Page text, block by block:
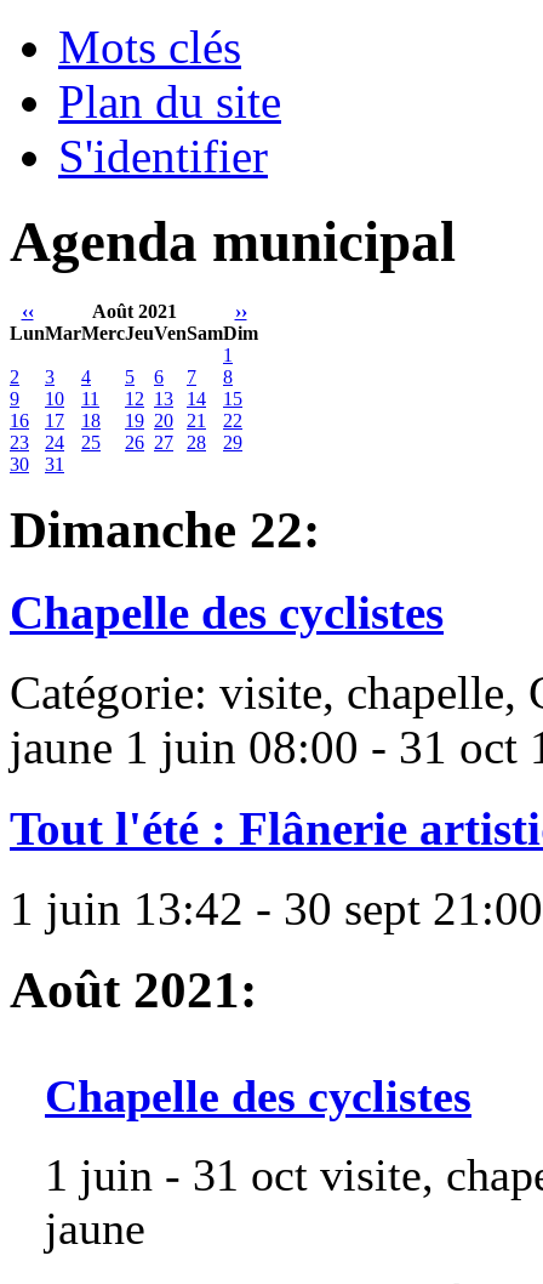
Mots clés
Plan du site
S'identifier
Agenda municipal
‹‹ Août 2021
››
LunMarMercJeuVenSamDim
1
2
3 4 5 6 7
8
9
10 11 12 13 14
15
16
17 18 19 20 21
22
23
24 25 26 27 28
29
30
31
Dimanche 22:
Chapelle des cyclistes
Catégorie: visite,
jaune 1 juin 08:00 - 31 oct
Tout l'été : Flânerie
1 juin 13:42 - 30 sept 21:00
Août 2021:
Chapelle des cyclistes
1 juin - 31 oct visite,
jaune